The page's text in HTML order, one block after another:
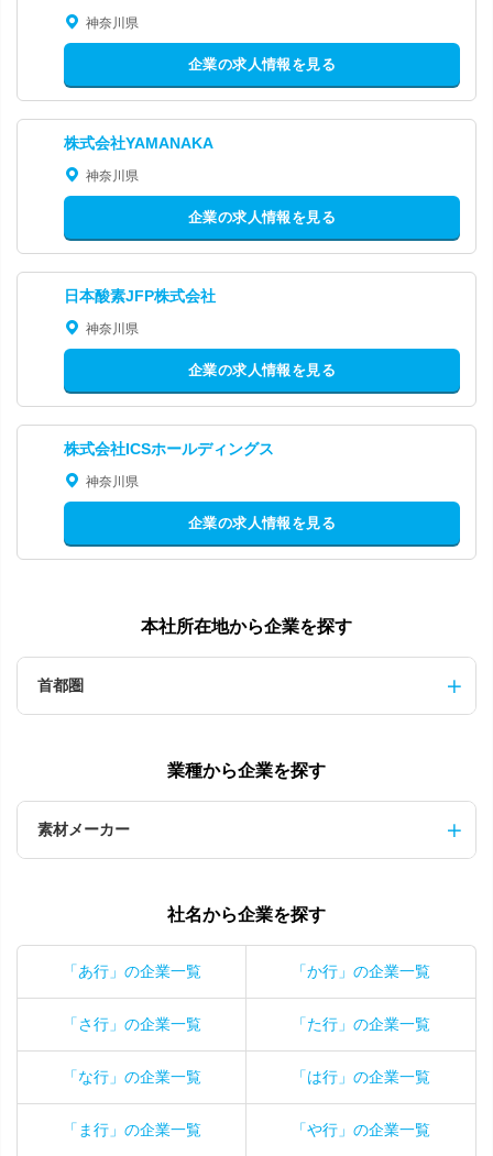
神奈川県
企業の求人情報を見る
株式会社YAMANAKA
神奈川県
企業の求人情報を見る
日本酸素JFP株式会社
神奈川県
企業の求人情報を見る
株式会社ICSホールディングス
神奈川県
企業の求人情報を見る
本社所在地から企業を探す
首都圏
業種から企業を探す
素材メーカー
社名から企業を探す
「あ行」の企業一覧 「か行」の企業一覧
「さ行」の企業一覧 「た行」の企業一覧
「な行」の企業一覧 「は行」の企業一覧
「ま行」の企業一覧 「や行」の企業一覧